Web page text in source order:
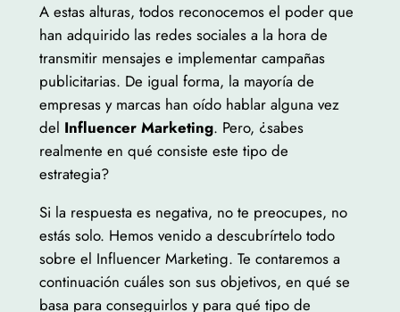
A estas alturas, todos reconocemos el poder que
han adquirido las redes sociales a la hora de
transmitir mensajes e implementar campañas
publicitarias. De igual forma, la mayoría de
empresas y marcas han oído hablar alguna vez
del Influencer Marketing. Pero, ¿sabes
realmente en qué consiste este tipo de
estrategia?
Si la respuesta es negativa, no te preocupes, no
estás solo. Hemos venido a descubrírtelo todo
sobre el Influencer Marketing. Te contaremos a
continuación cuáles son sus objetivos, en qué se
basa para conseguirlos y para qué tipo de